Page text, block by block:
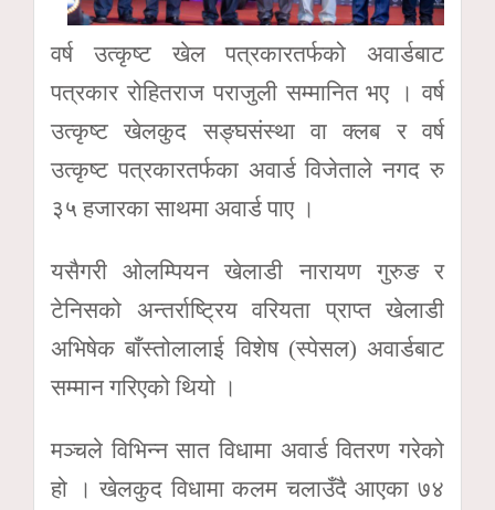
वर्ष उत्कृष्ट खेल पत्रकारतर्फको अवार्डबाट
पत्रकार रोहितराज पराजुली सम्मानित भए । वर्ष
उत्कृष्ट खेलकुद सङ्घसंस्था वा क्लब र वर्ष
उत्कृष्ट पत्रकारतर्फका अवार्ड विजेताले नगद रु
३५ हजारका साथमा अवार्ड पाए ।
यसैगरी ओलम्पियन खेलाडी नारायण गुरुङ र
टेनिसको अन्तर्राष्ट्रिय वरियता प्राप्त खेलाडी
अभिषेक बाँस्तोलालाई विशेष (स्पेसल) अवार्डबाट
सम्मान गरिएको थियो ।
मञ्चले विभिन्न सात विधामा अवार्ड वितरण गरेको
हो । खेलकुद विधामा कलम चलाउँदै आएका ७४